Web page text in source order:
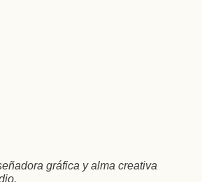
gráfica y alma creativa